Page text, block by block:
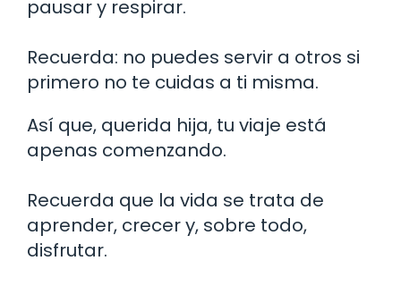
pausar y respirar.
Recuerda: no puedes servir a otros si
primero no te cuidas a ti misma.
Así que, querida hija, tu viaje está
apenas comenzando.
Recuerda que la vida se trata de
aprender, crecer y, sobre todo,
disfrutar.